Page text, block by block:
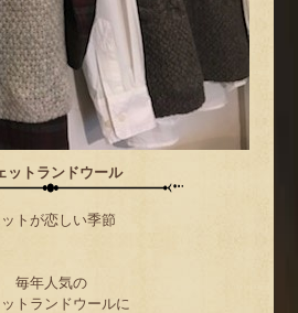
ットランドウール
トが恋しい季節
毎年人気の
トランドウールに